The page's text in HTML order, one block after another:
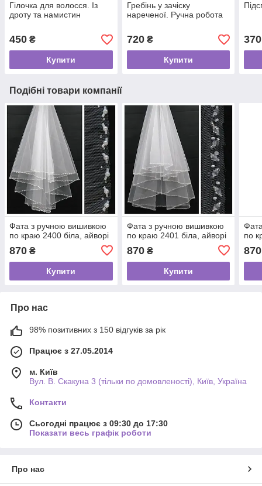
Гілочка для волосся. Із
дроту та намистин
450 ₴
Купити
Гребінь у зачіску
нареченої. Ручна робота
720₴
Купити
370
Подібні товари компанії
Фата з ручною вишивкою
по краю 2400 біла, айворі
870 ₴
Купити
Фата з ручною вишивкою
по краю 2401 біла, айворі
870₴
Купити
по
870
Про нас
98% позитивних з 150 відгуків за рік
Працює з 27.05.2014
м. Київ
Вул. В. Скакуна 3 (тільки по домовленості), Київ, Україна
Контакти
Сьогодні працює з 09:30 до 17:30
Показати весь графік роботи
Про нас